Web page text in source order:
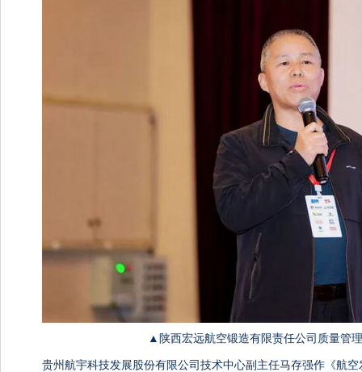
▲陕西宏远航空锻造有限责任公司质量管
贵州航宇科技发展股份有限公司技术中心副主任马存强作《航